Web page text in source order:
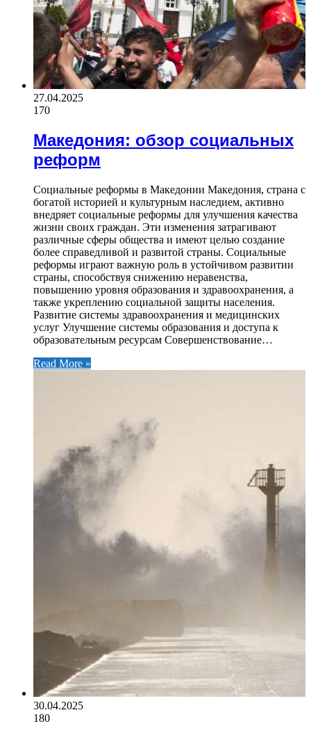
27.04.2025
170
Македония: обзор социальных
реформ
Социальные реформы в Македонии Македония, страна с
богатой историей и культурным наследием, активно
внедряет социальные реформы для улучшения качества
жизни своих граждан. Эти изменения затрагивают
различные сферы общества и имеют целью создание
более справедливой и развитой страны. Социальные
реформы играют важную роль в устойчивом развитии
страны, способствуя снижению неравенства,
повышению уровня образования и здравоохранения, а
также укреплению социальной защиты населения.
Развитие системы здравоохранения и медицинских
услуг Улучшение системы образования и доступа к
образовательным ресурсам Совершенствование…
Read More »
30.04.2025
180